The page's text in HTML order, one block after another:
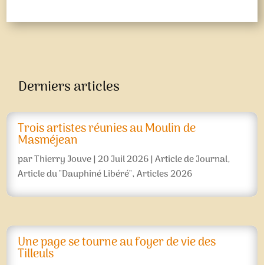
Derniers articles
Trois artistes réunies au Moulin de
Masméjean
parThierry Jouve|20 Juil 2026|Article de Journal,
Article du "Dauphiné Libéré",Articles 2026
Une page se tourne au foyer de vie des
Tilleuls